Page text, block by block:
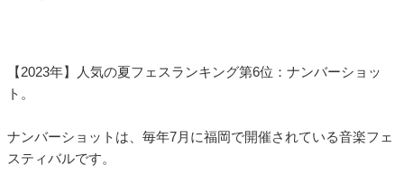
【2023年】人気の夏フェスランキング第6位：ナンバーショッ
ト。
ナンバーショットは、毎年7月に福岡で開催されている音楽フェ
スティバルです。